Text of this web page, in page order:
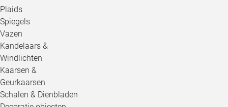
Plaids
Spiegels
Vazen
Kandelaars &
Windlichten
Kaarsen &
Geurkaarsen
Schalen & Dienbladen